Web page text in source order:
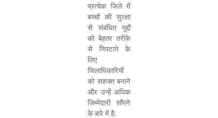
प्रत्येक जिले में
बच्चों की सुरक्षा
से संबंधित मुद्दों
को बेहतर तरीके
से निपटाने के
लिए
जिलाधिकारियों
को सशक्त बनाने
और उन्हें अधिक
जिम्मेदारी सौंपने
के बारे में है.